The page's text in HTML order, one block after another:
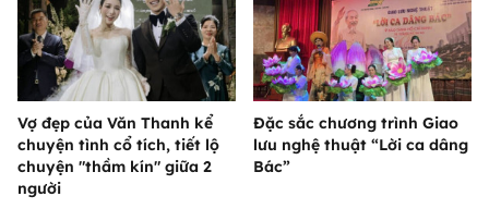
Vợ đẹp của Văn Thanh kể
chuyện tình cổ tích, tiết lộ
chuyện "thầm kín" giữa 2
người
Đặc sắc chương trình Giao
lưu nghệ thuật “Lời ca dâng
Bác”